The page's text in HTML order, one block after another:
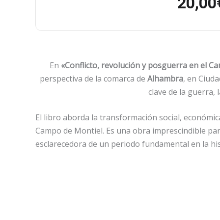
En «Conflicto, revolución y posguerra en el
perspectiva de la comarca de Alhambra, en
clave de la guerra,
El libro aborda la transformación social,
Campo de Montiel. Es una obra imprescindible
esclarecedora de un periodo fundamental en la